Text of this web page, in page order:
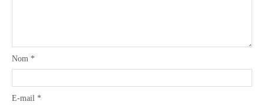
Nom *
E-mail *